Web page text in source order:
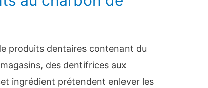
produits dentaires contenant du
des dentifrices aux
ingrédient prétendent enlever les